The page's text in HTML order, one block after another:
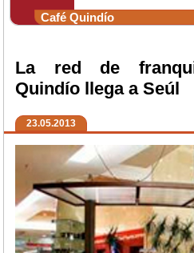
Café Quindío
La red de
Quindío llega a Seúl
23.05.2013